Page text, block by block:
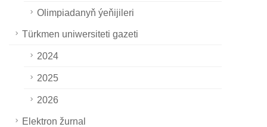
Olimpiadanyň ýeňijileri
Türkmen uniwersiteti gazeti
2024
2025
2026
Elektron žurnal